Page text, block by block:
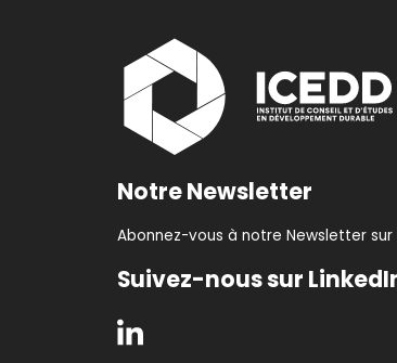
Notre Newsletter
Abonnez-vous à notre Newsletter sur
Suivez-nous sur